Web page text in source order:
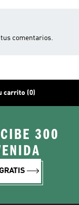
comentarios.
carrito (0)
300